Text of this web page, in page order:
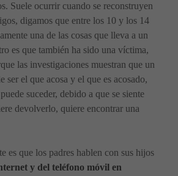
Suele ocurrir cuando se reconstruyen
digamos que entre los 10 y los 14
una de las cosas que lleva a un
es que también ha sido una víctima,
las investigaciones muestran que un
ser el que acosa y el que es acosado,
suceder, debido a que se siente
devolverlo, quiere encontrar una
es que los padres hablen con sus hijos
y del teléfono móvil en